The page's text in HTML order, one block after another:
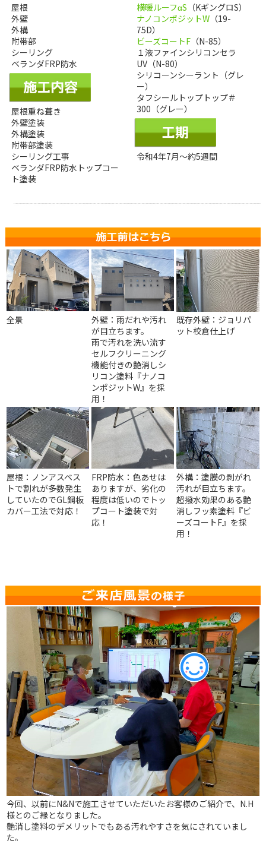
屋根
外壁
外構
附帯部
シーリング
ベランダFRP防水
屋根重ね葺き
外壁塗装
外構塗装
附帯部塗装
シーリング工事
ベランダFRP防水トップコー
ト塗装
横暖ルーフαS （KギングロS）
ナノコンポジットW（19-
75D）
ビーズコートF（N-85）
１液ファインシリコンセラ
UV（N-80）
シリコーンシーラント（グレ
ー）
タフシールトップトップ＃
300（グレー）
令和4年7月～約5週間
全景
外壁：雨だれや汚れ
が目立ちます。
雨で汚れを洗い流す
セルフクリーニング
機能付きの艶消しシ
リコン塗料『ナノコ
ンポジットW』を採
用！
既存外壁：ジョリパ
ット校倉仕上げ
屋根：ノンアスベス
トで割れが多数発生
していたのでGL鋼板
カバー工法で対応！
FRP防水：色あせは
ありますが、劣化の
程度は低いのでトッ
プコート塗装で対
応！
外構：塗膜の剥がれ
汚れが目立ちます。
超撥水効果のある艶
消しフッ素塗料『ビ
ーズコートF』を採
用！
今回、以前にN&Nで施工させていただいたお客様のご紹介で、N.H
様とのご縁となりました。
艶消し塗料のデメリットでもある汚れやすさを気にされていまし
た。